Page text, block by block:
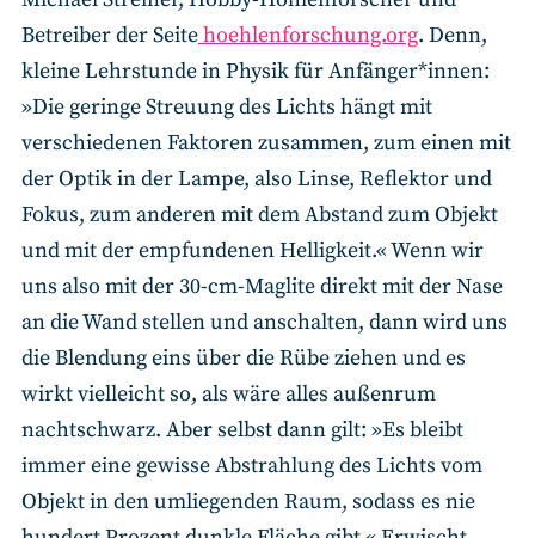
Betreiber der Seitehoehlenforschung.org. Denn,
kleine Lehrstunde in Physik für Anfänger*innen:
»Die geringe Streuung des Lichts hängt mit
verschiedenen Faktoren zusammen, zum einen mit
der Optik in der Lampe, also Linse, Reflektor und
Fokus, zum anderen mit dem Abstand zum Objekt
und mit der empfundenen Helligkeit.« Wenn wir
uns also mit der 30-cm-Maglite direkt mit der Nase
an die Wand stellen und anschalten, dann wird uns
die Blendung eins über die Rübe ziehen und es
wirkt vielleicht so, als wäre alles außenrum
nachtschwarz. Aber selbst dann gilt: »Es bleibt
immer eine gewisse Abstrahlung des Lichts vom
Objekt in den umliegenden Raum, sodass es nie